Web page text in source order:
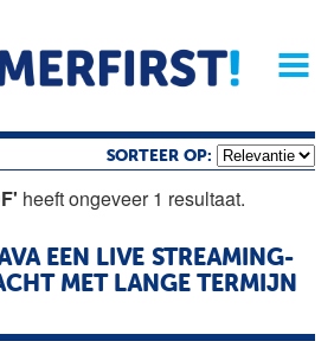
Archief
Magazine
SORTEER OP:
heeft ongeveer 1 resultaat.
EEN LIVE STREAMING-
MET LANGE TERMIJN